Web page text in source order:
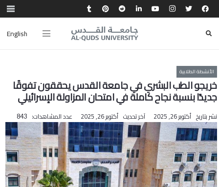
English
الأنشطة الطلابية
خريجو الطب البشري في جامعة القدس يحققون تفوقًا
جديدًا بنسبة نجاح كاملة في امتحان المزاولة الإسرائيلي
نشر بتاريخ أكتوبر 26, 2025 آخر تحديث أكتوبر 26, 2025 عدد المشاهدات: 843